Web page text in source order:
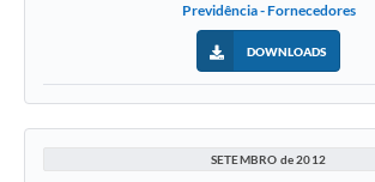
Previdência - Fornecedores
DOWNLOADS
SETEMBRO de 2012